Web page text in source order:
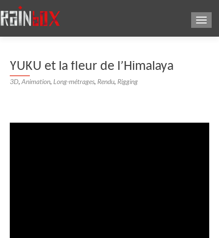
YUKU et la fleur de l’Himalaya
3D, Animation, Long-métrages, Rendu, Rigging